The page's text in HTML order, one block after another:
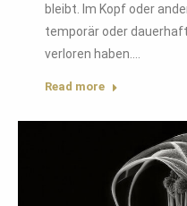
bleibt. Im Kopf oder
temporär oder
verloren haben.…
Read more